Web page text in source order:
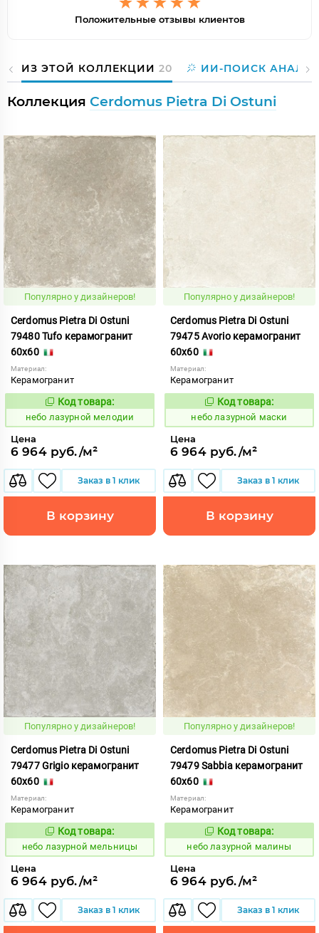
Положительные отзывы клиентов
ИЗ ЭТОЙ КОЛЛЕКЦИИ 20 ИИ-ПОИСК
Коллекция Cerdomus Pietra Di Ostuni
Популярно у дизайнеров!
Cerdomus Pietra Di Ostuni
79480 Tufo керамогранит
60x60
Материал:
Керамогранит
1114548
Код товара:
небо лазурной мелодии
Цена
6 964 руб./м²
Заказ в 1 клик
В корзину
Популярно у дизайнеров!
Cerdomus Pietra Di Ostuni
79475 Avorio керамогранит
60x60
Материал:
Керамогранит
1114547
Код товара:
небо лазурной маски
Цена
6 964 руб./м²
Заказ в 1 клик
В корзину
Популярно у дизайнеров!
Cerdomus Pietra Di Ostuni
79477 Grigio керамогранит
60x60
Материал:
Керамогранит
1114549
Код товара:
небо лазурной мельницы
Цена
6 964 руб./м²
Заказ в 1 клик
Популярно у дизайнеров!
Cerdomus Pietra Di Ostuni
79479 Sabbia керамогранит
60x60
Материал:
Керамогранит
1114546
Код товара:
небо лазурной малины
Цена
6 964 руб./м²
Заказ в 1 клик